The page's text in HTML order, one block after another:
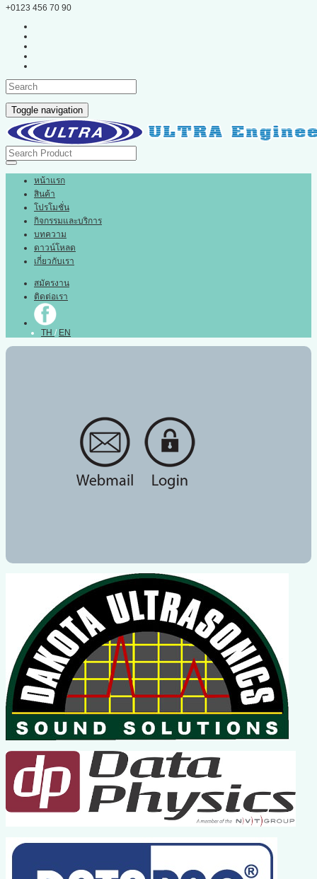
+0123 456 70 90
Toggle navigation
หน้าแรก
สินค้า
โปรโมชั่น
กิจกรรมและบริการ
บทความ
ดาวน์โหลด
เกี่ยวกับเรา
สมัครงาน
ติดต่อเรา
TH / EN